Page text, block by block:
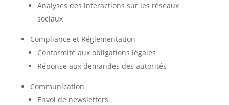
Analyses des interactions sur les réseaux
sociaux
Compliance et Réglementation
Conformité aux obligations légales
Réponse aux demandes des autorités
Communication
Envoi de newsletters